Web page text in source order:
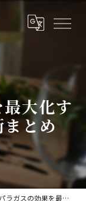
大化す
とめ
の効果を最大化する美容と健康活用術まとめ